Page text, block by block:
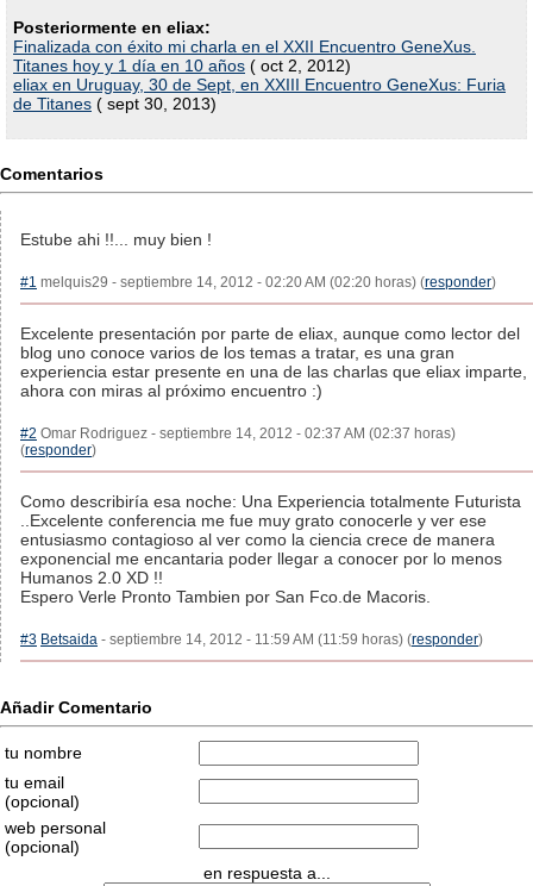
Posteriormente en eliax:
Finalizada con éxito mi charla en el XXII Encuentro GeneXus.
Titanes hoy y 1 día en 10 años ( oct 2, 2012)
eliax en Uruguay, 30 de Sept, en XXIII Encuentro GeneXus: Furia
de Titanes ( sept 30, 2013)
Comentarios
Estube ahi !!... muy bien !
#1 melquis29 - septiembre 14, 2012 - 02:20 AM (02:20 horas) (responder)
Excelente presentación por parte de eliax, aunque como lector del
blog uno conoce varios de los temas a tratar, es una gran
experiencia estar presente en una de las charlas que eliax imparte,
ahora con miras al próximo encuentro :)
#2 Omar Rodriguez - septiembre 14, 2012 - 02:37 AM (02:37 horas)
(responder)
Como describiría esa noche: Una Experiencia totalmente Futurista
..Excelente conferencia me fue muy grato conocerle y ver ese
entusiasmo contagioso al ver como la ciencia crece de manera
exponencial me encantaria poder llegar a conocer por lo menos
Humanos 2.0 XD !!
Espero Verle Pronto Tambien por San Fco.de Macoris.
#3 Betsaida - septiembre 14, 2012 - 11:59 AM (11:59 horas) (responder)
Añadir Comentario
tu nombre
tu email
(opcional)
web personal
(opcional)
en respuesta a...